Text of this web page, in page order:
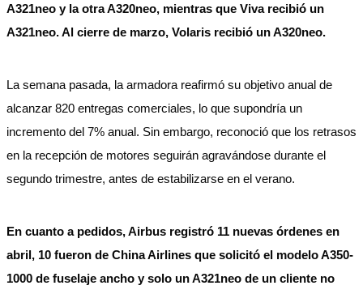
A321neo y la otra A320neo, mientras que Viva recibió un
A321neo. Al cierre de marzo, Volaris recibió un A320neo.
La semana pasada, la armadora reafirmó su objetivo anual de
alcanzar 820 entregas comerciales, lo que supondría un
incremento del 7% anual. Sin embargo, reconoció que los retrasos
en la recepción de motores seguirán agravándose durante el
segundo trimestre, antes de estabilizarse en el verano.
En cuanto a pedidos, Airbus registró 11 nuevas órdenes en
abril, 10 fueron de China Airlines que solicitó el modelo A350-
1000 de fuselaje ancho y solo un A321neo de un cliente no